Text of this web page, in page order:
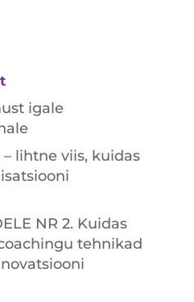
igale
lihtne viis, kuidas
NR 2. Kuidas
tehnikad